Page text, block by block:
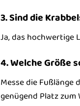
3. Sind die
Ja, das hochwertige
4. Welche Größe
Messe die Fußlänge
genügend Platz zum